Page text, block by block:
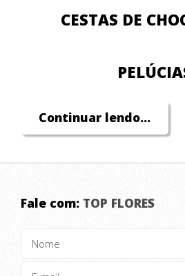
CESTAS DE
Continuar lendo...
Fale com: TOP FLORES